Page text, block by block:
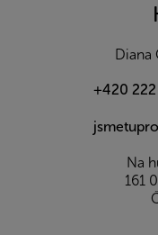
Diana
+420 222
Na
161